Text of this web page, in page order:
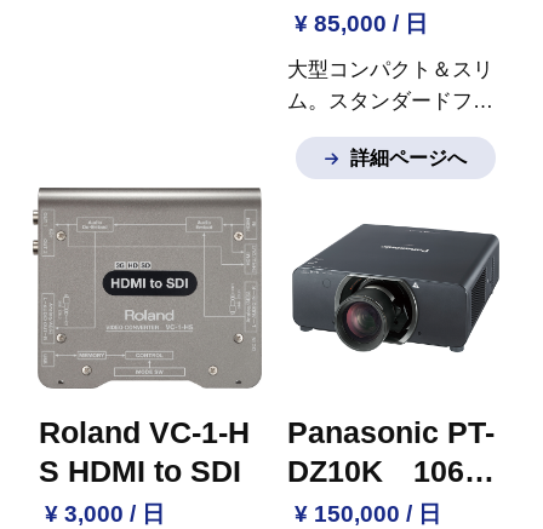
¥ 85,000 / 日
大型コンパクト＆スリ
ム。スタンダードフル
ハイビジョン※ご質問
など御座いましたらお
ださい。
詳細ページへ
Roland VC-1-H
S HDMI to SDI
¥ 3,000 / 日
Panasonic PT-
DZ10K 10600
lm
¥ 150,000 / 日